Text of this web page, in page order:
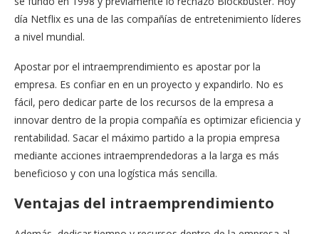
día Netflix es una de las compañías de entretenimiento líderes
a nivel mundial.
Apostar por el intraemprendimiento es apostar por la
empresa. Es confiar en en un proyecto y expandirlo. No es
fácil, pero dedicar parte de los recursos de la empresa a
innovar dentro de la propia compañía es optimizar eficiencia y
rentabilidad. Sacar el máximo partido a la propia empresa
mediante acciones intraemprendedoras a la larga es más
beneficioso y con una logística más sencilla.
Ventajas del intraemprendimiento